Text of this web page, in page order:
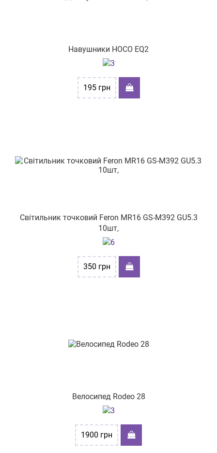
Навушники HOCO EQ2
195грн
Світильник точковий Feron MR16 GS-M392 GU5.3
10шт,
350 грн
Велосипед Rodeo 28
1900 грн